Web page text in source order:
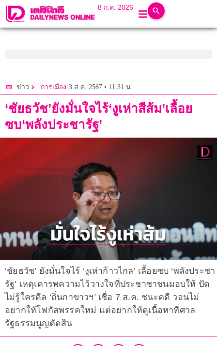
8 ก.ค. 2026
ข่าว การเมือง 3 ส.ค. 2567 • 11:31 น.
‘ชัยธวัช’ยังมั่นใจไร้‘งูเห่าสีส้ม’เลื้อย
ซบ‘พลังประชารัฐ’
‘ชัยธวัช’ ยังมั่นใจไร้ ‘งูเห่าก้าวไกล’ เลื้อยซบ ‘พลังประชา
รัฐ’ เหตุเคารพความไว้วางใจที่ประชาชาชนมอบให้ ปัด
ไม่รู้ใครดีล ‘ถิ่นกาขาวฯ’ เชื่อ 7 ส.ค. ชนะคดี วอนไม่
อยากให้โฟกัสพรรคใหม่ แต่อยากให้ดูเนื้อหาที่ศาล
รัฐธรรมนูญตัดสิน